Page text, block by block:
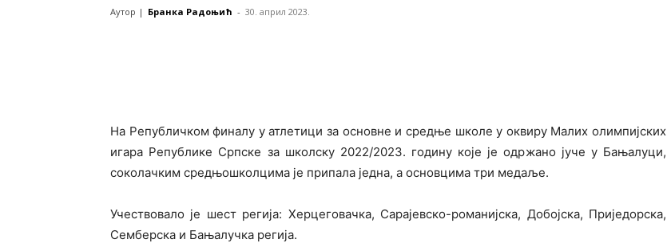
Аутор | Бранка Радоњић - 30. април 2023.
На Републичком финалу у атлетици за основне и средње школе у оквиру Малих олимпијских
игара Републике Српске за школску 2022/2023. годину које је одржано јуче у Бањалуци,
соколачким средњошколцима је припала једна, а основцима три медаље.
Учествовало је шест регија: Херцеговачка, Сарајевско-романијска, Добојска, Приједорска,
Семберска и Бањалучка регија.